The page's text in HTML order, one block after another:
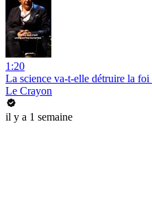
1:20
La science va-t-elle détruire la
Le Crayon
il y a 1 semaine